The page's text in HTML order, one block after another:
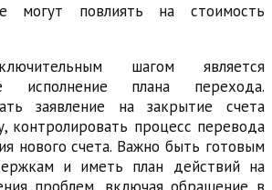
могут повлиять на стоимость
шагом является
исполнение плана перехода.
заявление на закрытие счета
контролировать процесс перевода
нового счета. Важно быть готовым
и иметь план действий на